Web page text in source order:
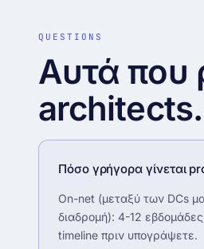
QUESTIONS
Αυτά που
architects.
Πόσο γρήγορα γίνεται
On-net (μεταξύ των DCs
διαδρομή): 4-12
timeline πριν υπογράψετε.